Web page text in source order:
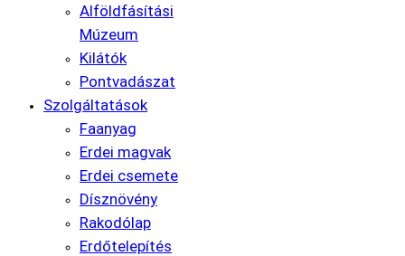
Alföldfásítási
Múzeum
Kilátók
Pontvadászat
Szolgáltatások
Faanyag
Erdei magvak
Erdei csemete
Dísznövény
Rakodólap
Erdőtelepítés